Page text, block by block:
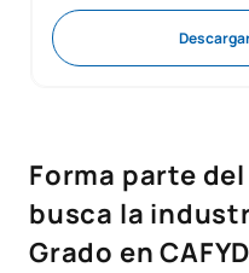
Forma parte
busca la
Grado en